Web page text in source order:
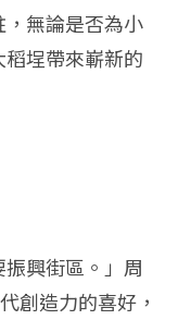
無論是否為小
埕帶來嶄新的
振興街區。」周
創造力的喜好，